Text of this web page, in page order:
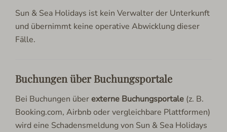
Sun & Sea Holidays ist kein Verwalter der Unterkunft
und übernimmt keine operative Abwicklung dieser
Fälle.
Buchungen über Buchungsportale
Bei Buchungen überexterne Buchungsportale (z. B.
Booking.com, Airbnb oder vergleichbare Plattformen)
wird eine Schadensmeldung von Sun & Sea Holidays